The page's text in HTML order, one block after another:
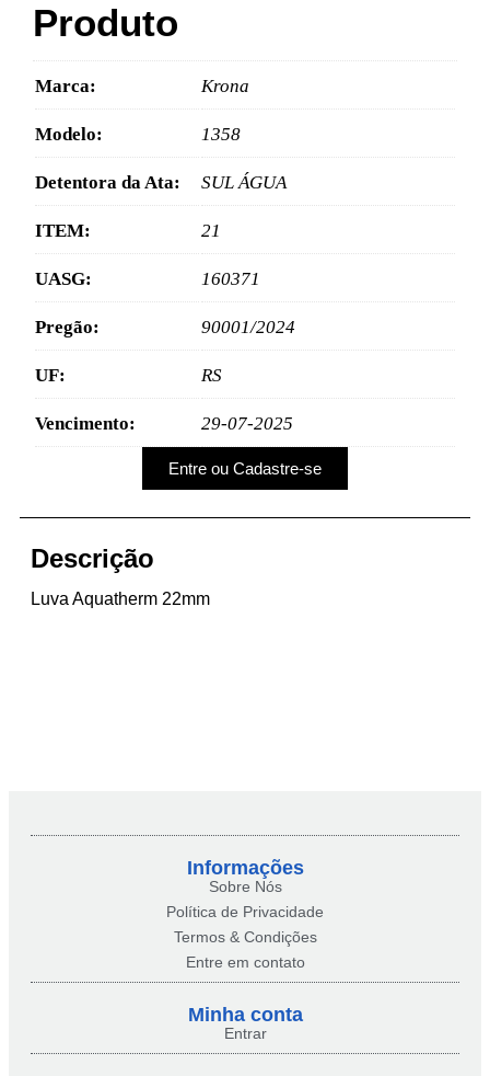
Produto
Marca: Krona
Modelo: 1358
Detentora da Ata: SUL ÁGUA
ITEM: 21
UASG: 160371
Pregão: 90001/2024
UF: RS
Vencimento: 29-07-2025
Entre ou Cadastre-se
Descrição
Luva Aquatherm 22mm
Informações
Sobre Nós
Política de Privacidade
Termos & Condições
Entre em contato
Minha conta​
Entrar